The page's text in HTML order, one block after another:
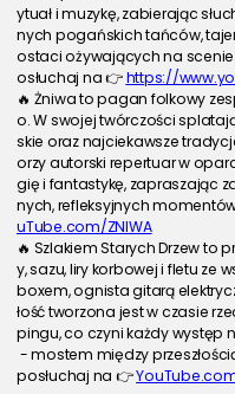
ytuał i muzykę, zabierając
nych pogańskich tańców,
ostaci ożywających na scenie
osłuchaj na 👉 https://
🔥 Żniwa to pagan folkowy
o. W swojej twórczości
skie oraz najciekawsze
orzy autorski repertuar w
gię i fantastykę, zapraszając
nych, refleksyjnych
uTube.com/ZNIWA
🔥 Szlakiem Starych Drzew to
y, sazu, liry korbowej i fletu
boxem, ognista gitarą
łość tworzona jest w czasie
pingu, co czyni każdy
- mostem między
posłuchaj na 👉